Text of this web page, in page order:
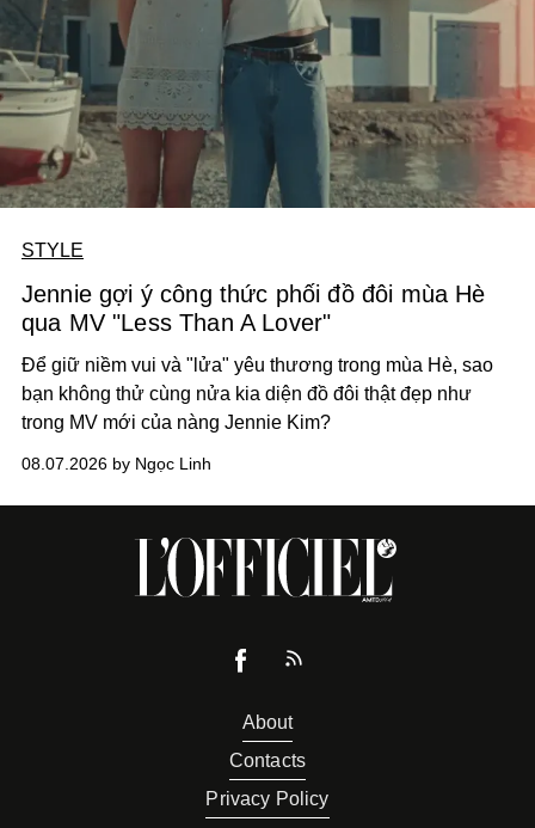
STYLE
Jennie gợi ý công thức phối đồ đôi mùa Hè
qua MV "Less Than A Lover"
Để giữ niềm vui và "lửa" yêu thương trong mùa Hè, sao
bạn không thử cùng nửa kia diện đồ đôi thật đẹp như
trong MV mới của nàng Jennie Kim?
08.07.2026 by Ngọc Linh
About
Contacts
Privacy Policy